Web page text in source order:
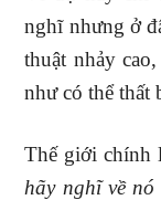
nghĩ nhưng ở
thuật nhảy
như có thể thất
Thế giới chính
hãy nghĩ về nó